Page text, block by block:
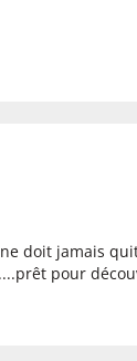
doit jamais
pour